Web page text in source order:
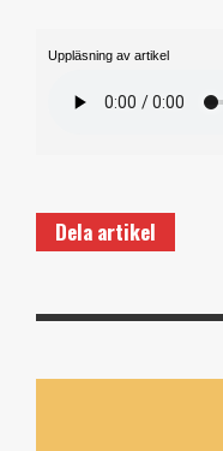
Uppläsning av artikel
Dela artikel